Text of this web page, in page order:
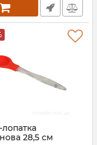
28,5 см